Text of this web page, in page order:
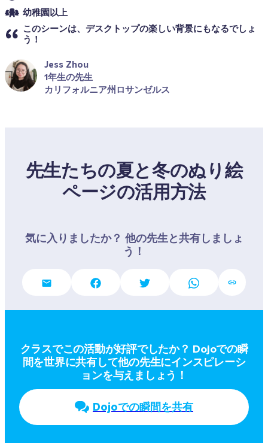
幼稚園以上
このシーンは、デスクトップの楽しい背景にもなるでしょ
う！
Jess Zhou
1年生の先生
カリフォルニア州ロサンゼルス
先生たちの夏と冬のぬり絵
ページの活用方法
気に入りましたか？ 他の先生と共有しましょ
う！
クラスでこの活動が好評でしたか？ Dojoでの瞬
間を世界に共有して他の先生にインスピレーシ
ョンを与えましょう！
Dojoでの瞬間を共有